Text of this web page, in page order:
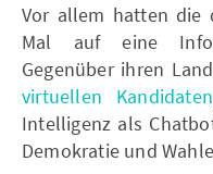
Vor allem hatten die
Mal auf eine
Gegenüber ihren
virtuellen Kandidaten
Intelligenz als
Demokratie und